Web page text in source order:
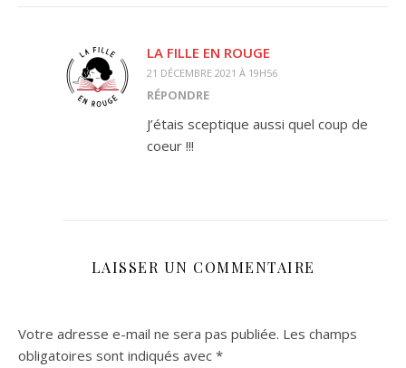
LA FILLE EN ROUGE
21 DÉCEMBRE 2021 À 19H56
RÉPONDRE
J’étais sceptique aussi quel coup de
coeur !!!
LAISSER UN COMMENTAIRE
Votre adresse e-mail ne sera pas publiée. Les champs
obligatoires sont indiqués avec *